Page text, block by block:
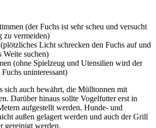
(der Fuchs ist sehr scheu und versucht
zu vermeiden)
Licht schrecken den Fuchs auf und
Weite suchen)
(ohne Spielzeug und Utensilien wird der
uninteressant)
sich auch bewährt, die Mülltonnen mit
Darüber hinaus sollte Vogelfutter erst in
aufgestellt werden. Hunde- und
außen gelagert werden und auch der Grill
gereinigt werden.